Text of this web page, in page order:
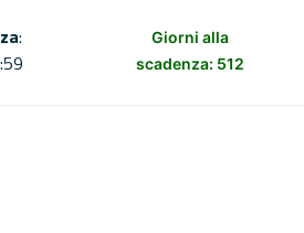
:
Giorni alla
scadenza: 512